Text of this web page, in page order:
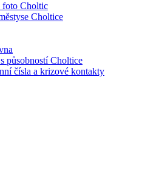
foto Choltic
Choltice
působností Choltice
čísla a krizové kontakty